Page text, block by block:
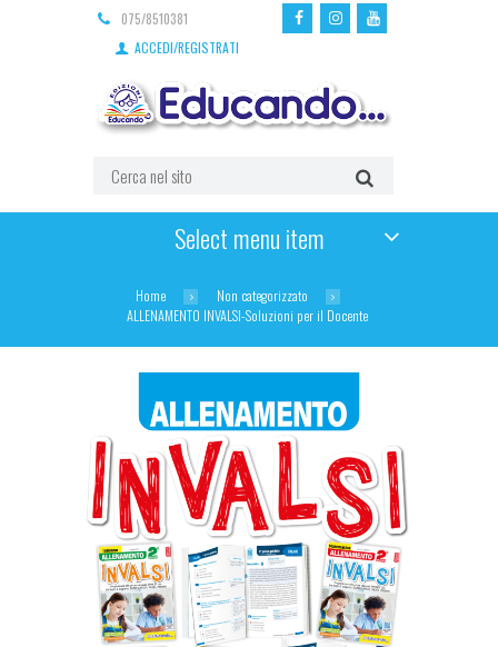
075/8510381
ACCEDI/REGISTRATI
Select menu item
Home
Non categorizzato
ALLENAMENTO INVALSI-Soluzioni per il Docente